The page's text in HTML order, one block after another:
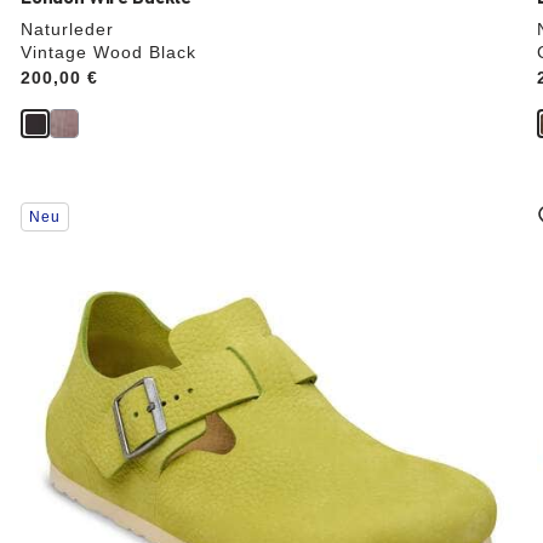
Naturleder
Vintage Wood Black
Price:
200,00 €
Durch
Anklicken
Produktbilder
aktualisiert.
Neu